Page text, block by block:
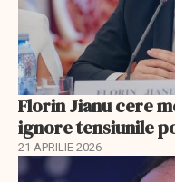
Florin Jianu cere
ignore tensiunile
21 APRILIE 2026
EXCLUSIV